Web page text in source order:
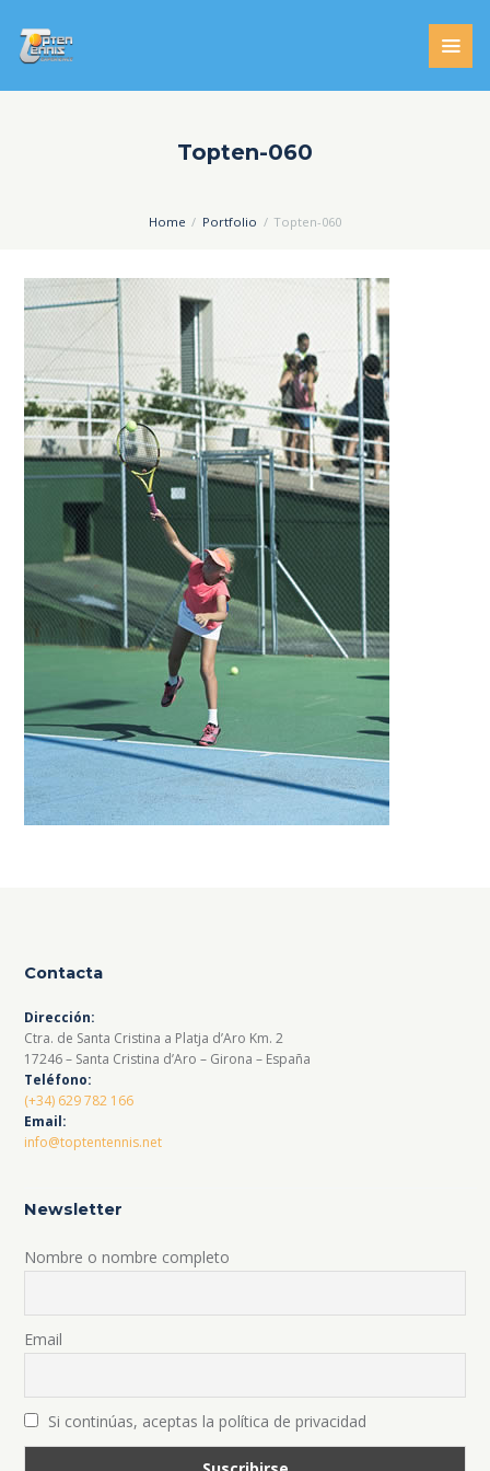
Topten-060
Home Portfolio Topten-060
Contacta
Dirección:
Ctra. de Santa Cristina a Platja d’Aro Km. 2
17246 – Santa Cristina d’Aro – Girona – España
Teléfono:
(+34) 629 782 166
Email:
info@toptentennis.net
Newsletter
Nombre o nombre completo
Email
Si continúas, aceptas la política de privacidad